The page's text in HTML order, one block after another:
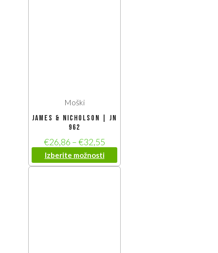
Moški
James & Nicholson | JN
962
€26,86 –€32,55
Izberite možnosti